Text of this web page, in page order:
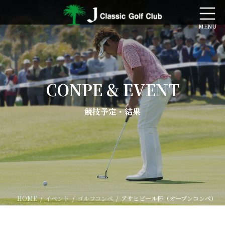
テ
ン
ツ
へ
ス
キ
ッ
プ
ゲ
ー
シ
ョ
ン
に
移
動
CONPE & EVENT
競技予定・結果
HOME イベント ゴルフコンペ アサヒビール杯（オープンコンペ）